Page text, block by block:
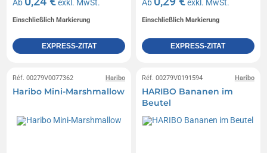
Ab exkl. MwSt.
Einschließlich Markierung
EXPRESS-ZITAT
Ab exkl. MwSt.
Einschließlich Markierung
EXPRESS-ZITAT
Haribo
Réf. 00279V0077362
Haribo Mini-Marshmallow
Haribo
Réf. 00279V0191594
HARIBO Bananen im
Beutel